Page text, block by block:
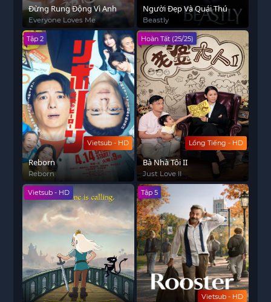
Đừng Rung Động Vì Anh
Everyone Loves Me
Người Đẹp Và Quái Thú
Beastly
Vietsub - HD
Tập 2
Reborn
Reborn
Lồng Tiếng - HD
Hoàn Tất (25/25)
Bà Nhà Tôi II
Just Love II
Vietsub - HD
Vietsub - HD
Tập 5